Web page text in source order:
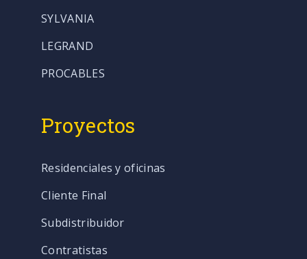
SYLVANIA
LEGRAND
PROCABLES
Proyectos
Residenciales y oficinas
Cliente Final
Subdistribuidor
Contratistas